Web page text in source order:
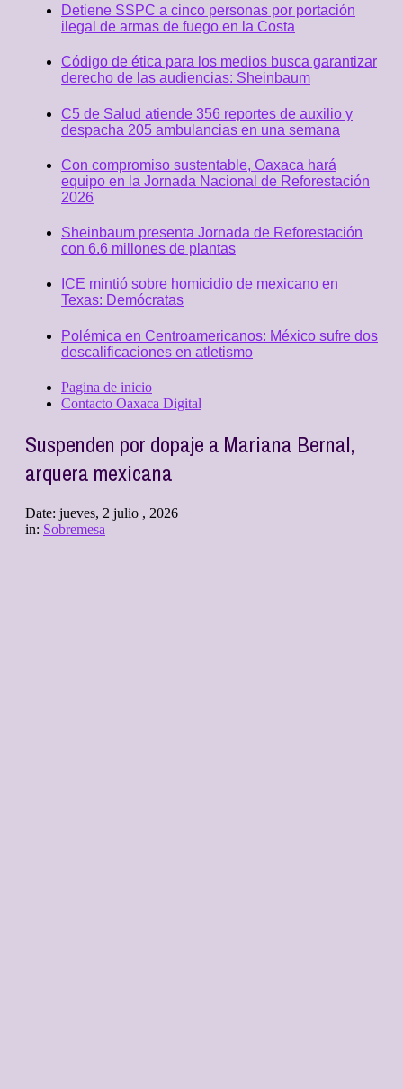
Detiene SSPC a cinco personas por portación
ilegal de armas de fuego en la Costa
Código de ética para los medios busca garantizar
derecho de las audiencias: Sheinbaum
C5 de Salud atiende 356 reportes de auxilio y
despacha 205 ambulancias en una semana
Con compromiso sustentable, Oaxaca hará
equipo en la Jornada Nacional de Reforestación
2026
Sheinbaum presenta Jornada de Reforestación
con 6.6 millones de plantas
ICE mintió sobre homicidio de mexicano en
Texas: Demócratas
Polémica en Centroamericanos: México sufre dos
descalificaciones en atletismo
Pagina de inicio
Contacto Oaxaca Digital
Suspenden por dopaje a Mariana Bernal,
arquera mexicana
Date: jueves, 2 julio , 2026
in: Sobremesa